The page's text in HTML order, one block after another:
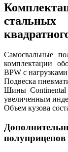
Самосвальные
комплектации
BPW с
Подвеска
Шины Continental
увеличенным
Объем кузова
полуприцепов